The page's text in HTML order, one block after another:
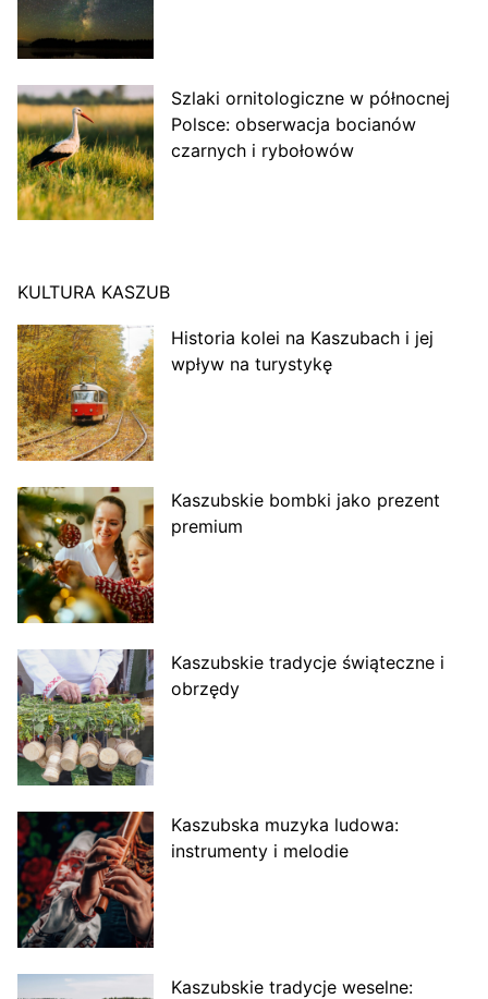
Szlaki ornitologiczne w północnej
Polsce: obserwacja bocianów
czarnych i rybołowów
KULTURA KASZUB
Historia kolei na Kaszubach i jej
wpływ na turystykę
Kaszubskie bombki jako prezent
premium
Kaszubskie tradycje świąteczne i
obrzędy
Kaszubska muzyka ludowa:
instrumenty i melodie
Kaszubskie tradycje weselne: